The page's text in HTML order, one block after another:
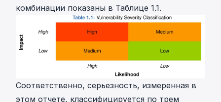
комбинации показаны в Таблице 1.1.
Соответственно, серьезность, измеренная в
этом отчете, классифицируется по трем